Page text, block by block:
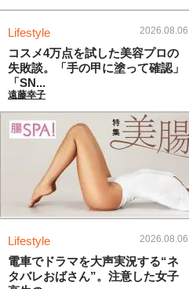
Lifestyle 2026.08.06
コスメ4万点を試した美容プロの
失敗談。「手の甲に塗って確認」
「SN...
遠藤幸子
Lifestyle 2026.08.06
電車でドラマを大声実況する“ネ
タバレおばさん”。注意した女子